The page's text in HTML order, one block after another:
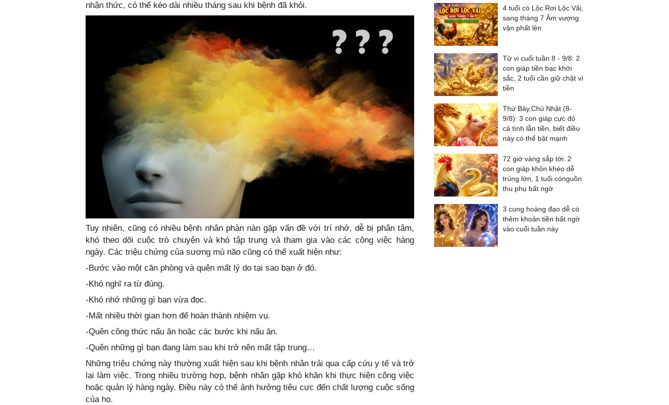
nhận thức, có thể kéo dài nhiều tháng sau khi bệnh đã khỏi.
Tuy nhiên, cũng có nhiều bệnh nhân phàn nàn gặp vấn đề với trí nhớ, dễ bị phân tâm,
khó theo dõi cuộc trò chuyện và khó tập trung và tham gia vào các công việc hàng
ngày. Các triệu chứng của sương mù não cũng có thể xuất hiện như:
-Bước vào một căn phòng và quên mất lý do tại sao bạn ở đó.
-Khó nghĩ ra từ đúng.
-Khó nhớ những gì bạn vừa đọc.
-Mất nhiều thời gian hơn để hoàn thành nhiệm vụ.
-Quên công thức nấu ăn hoặc các bước khi nấu ăn.
-Quên những gì bạn đang làm sau khi trở nên mất tập trung…
Những triệu chứng này thường xuất hiện sau khi bệnh nhân trải qua cấp cứu y tế và trở
lại làm việc. Trong nhiều trường hợp, bệnh nhân gặp khó khăn khi thực hiện công việc
hoặc quản lý hàng ngày. Điều này có thể ảnh hưởng tiêu cực đến chất lượng cuộc sống
của họ.
4 tuổi có Lộc Rơi Lộc Vãi,
sang tháng 7 Âm vượng
vận phất lên
Tử vi cuối tuần 8 - 9/8: 2
con giáp tiền bạc khởi
sắc, 2 tuổi cần giữ chặt ví
tiền
Thứ Bảy,Chủ Nhật (8-
9/8): 3 con giáp cực đỏ
cả tình lẫn tiền, biết điều
này có thể bật mạnh
72 giờ vàng sắp tới: 2
con giáp khôn khéo dễ
trúng lớn, 1 tuổi cónguồn
thu phụ bất ngờ
3 cung hoàng đạo dễ có
thêm khoản tiền bất ngờ
vào cuối tuần này